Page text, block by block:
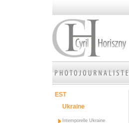
EST
Ukraine
Intemporelle Ukraine